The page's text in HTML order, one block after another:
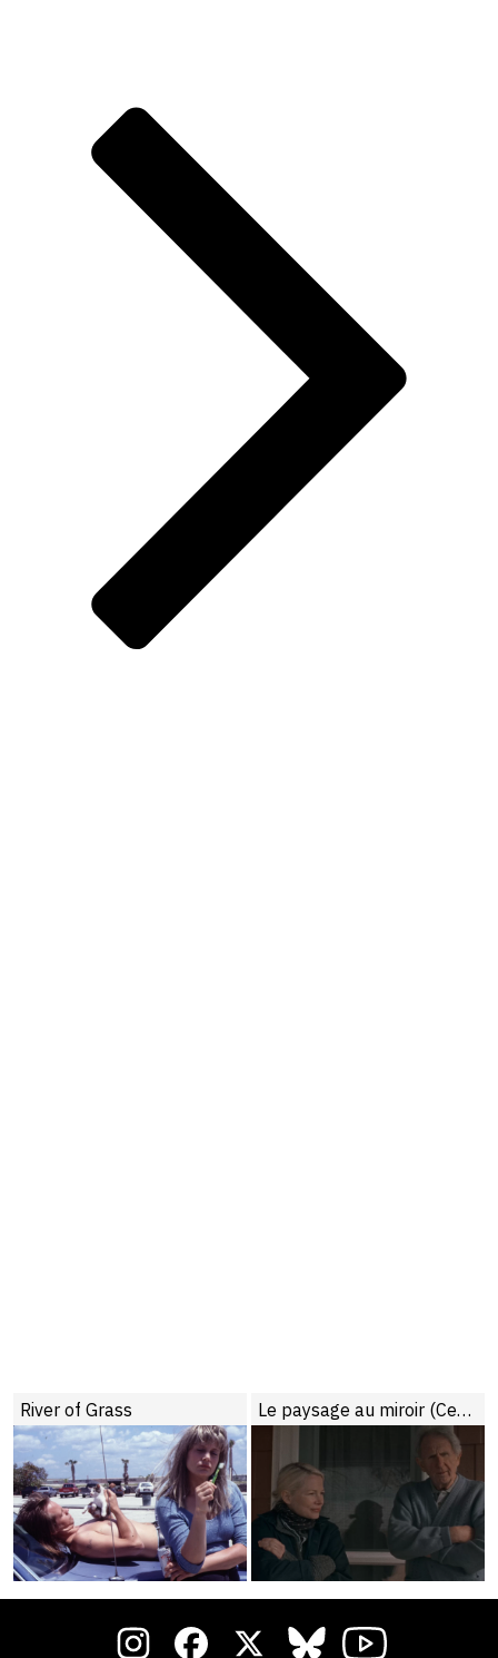
River of Grass Le paysage au miroir (Certaines femmes)